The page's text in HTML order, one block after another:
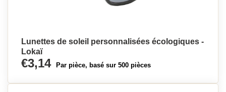
Lunettes de soleil personnalisées écologiques -
Lokaï
€3,14 Par pièce, basé sur 500 pièces